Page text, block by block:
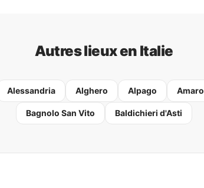
Autres lieux en Italie
Alessandria Alghero Alpago Amaro
Bagnolo San Vito Baldichieri d'Asti